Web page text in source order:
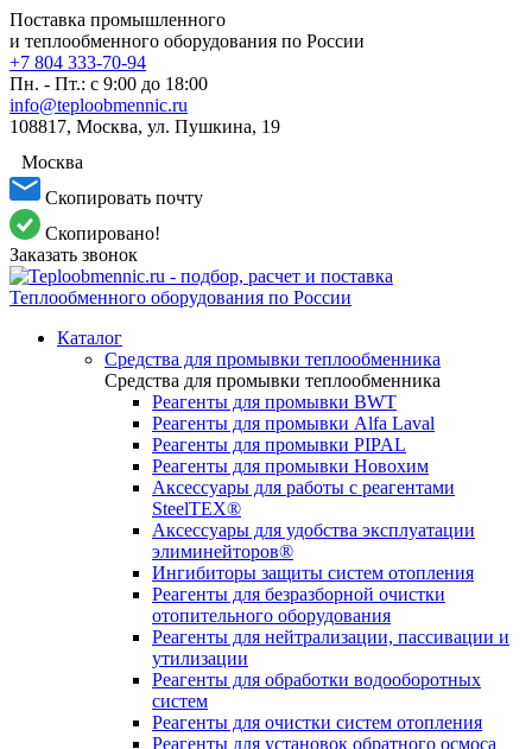
Поставка промышленного
и теплообменного оборудования по России
+7 804 333-70-94
Пн. - Пт.: с 9:00 до 18:00
info@teploobmennic.ru
108817, Москва, ул. Пушкина, 19
Москва
Скопировать почту
Скопировано!
Заказать звонок
Каталог
Средства для промывки теплообменника
Средства для промывки теплообменника
Реагенты для промывки BWT
Реагенты для промывки Alfa Laval
Реагенты для промывки PIPAL
Реагенты для промывки Новохим
Аксессуары для работы с реагентами
SteelTEX®
Аксессуары для удобства эксплуатации
элиминейторов®
Ингибиторы защиты систем отопления
Реагенты для безразборной очистки
отопительного оборудования
Реагенты для нейтрализации, пассивации и
утилизации
Реагенты для обработки водооборотных
систем
Реагенты для очистки систем отопления
Реагенты для установок обратного осмоса